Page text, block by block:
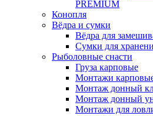
PREMIUM
Конопля
Вёдра и сумки
Вёдра для
Сумки для
Рыболовные снасти
Груза карповые
Монтажи
Монтаж донный
Монтаж донный
Монтажи для